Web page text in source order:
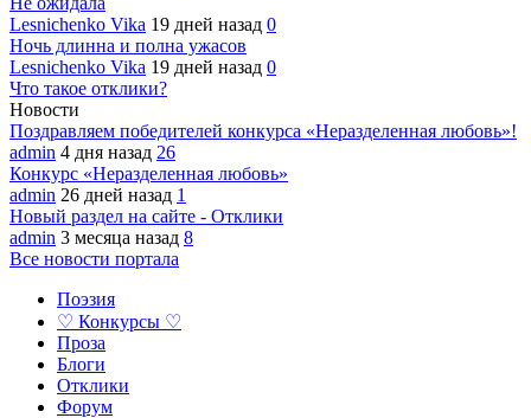
Lesnichenko Vika 19 дней назад 0
Ночь длинна и полна ужасов
Lesnichenko Vika 19 дней назад 0
Что такое отклики?
Новости
Поздравляем победителей конкурса «Неразделенная любовь»!
admin 4 дня назад 26
Конкурс «Неразделенная любовь»
admin 26 дней назад 1
Новый раздел на сайте - Отклики
admin 3 месяца назад 8
Все новости портала
Поэзия
♡ Конкурсы ♡
Проза
Блоги
Отклики
Форум